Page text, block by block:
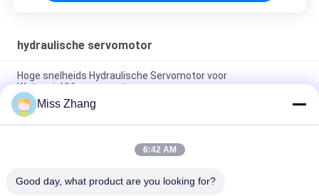
hydraulische servomotor
Hoge snelheids Hydraulische Servomotor voor
Waterwiel/Vinservomotor
Van de het Waterturbine van de snelheidscontrole de
Hydraulische Rams Servo Groot CCS DNV Certificaat
De grote Elektrische Hydraulische Industriële Controle van de
Miss Zhang
6:42 AM
Good day, what product are you looking for?